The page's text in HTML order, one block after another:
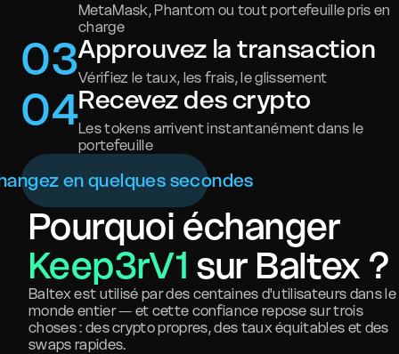
MetaMask, Phantom ou tout portefeuille pris en
charge
03Approuvez la transaction
Vérifiez le taux, les frais, le glissement
04Recevez des crypto
Les tokens arrivent instantanément dans le
portefeuille
en quelques secondes
Pourquoi échanger
Keep3rV1 sur Baltex ?
Baltex est utilisé par des centaines d'utilisateurs dans le
monde entier — et cette confiance repose sur trois
choses : des crypto propres, des taux équitables et des
swaps rapides.